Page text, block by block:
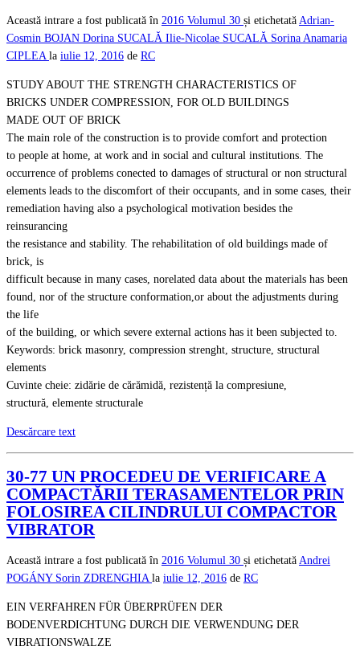
Această intrare a fost publicată în 2016 Volumul 30 și etichetată Adrian-
Cosmin BOJAN Dorina SUCALĂ Ilie-Nicolae SUCALĂ Sorina Anamaria
CIPLEA la iulie 12, 2016 de RC
STUDY ABOUT THE STRENGTH CHARACTERISTICS OF
BRICKS UNDER COMPRESSION, FOR OLD BUILDINGS
MADE OUT OF BRICK
The main role of the construction is to provide comfort and protection
to people at home, at work and in social and cultural institutions. The
occurrence of problems conected to damages of structural or non structural
elements leads to the discomfort of their occupants, and in some cases, their
remediation having also a psychological motivation besides the
reinsurancing
the resistance and stability. The rehabilitation of old buildings made of
brick, is
difficult because in many cases, norelated data about the materials has been
found, nor of the structure conformation,or about the adjustments during
the life
of the building, or which severe external actions has it been subjected to.
Keywords: brick masonry, compression strenght, structure, structural
elements
Cuvinte cheie: zidărie de cărămidă, rezistență la compresiune,
structură, elemente structurale
Descărcare text
30-77 UN PROCEDEU DE VERIFICARE A
COMPACTĂRII TERASAMENTELOR PRIN
FOLOSIREA CILINDRULUI COMPACTOR
VIBRATOR
Această intrare a fost publicată în 2016 Volumul 30 și etichetată Andrei
POGÁNY Sorin ZDRENGHIA la iulie 12, 2016 de RC
EIN VERFAHREN FÜR ÜBERPRÜFEN DER
BODENVERDICHTUNG DURCH DIE VERWENDUNG DER
VIBRATIONSWALZE